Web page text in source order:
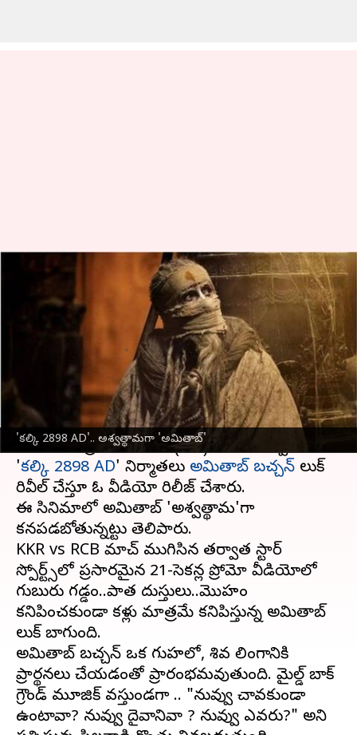
'కల్కి 2898 AD'.. అశ్వత్థామగా 'అమితాబ్‌'
Amitabh Kalki Glimpse : 'కల్కి
2898 AD'.. అశ్వత్థామగా
'అమితాబ్‌'
Apr 22, 2024 10:01 am
ఈ వార్తాకథనం ఏంటి
KKR, RCB మధ్య ఆదివారం ఉత్కంఠభరితమైన
ఇండియన్ ప్రీమియర్ లీగ్ (IPL) మ్యాచ్ తర్వాత,
'కల్కి 2898 AD' నిర్మాతలు అమితాబ్ బచ్చన్ లుక్
రివీల్ చేస్తూ ఓ వీడియో రిలీజ్ చేశారు.
ఈ సినిమాలో అమితాబ్ 'అశ్వత్థామ'గా
కనపడబోతున్నట్టు తెలిపారు.
KKR vs RCB మ్యాచ్ ముగిసిన తర్వాత స్టార్
స్పోర్ట్స్‌లో ప్రసారమైన 21-సెకన్ల ప్రోమో వీడియోలో
గుబురు గడ్డం..పాత దుస్తులు..మొహం
కనిపించకుండా కళ్లు మాత్రమే కనిపిస్తున్న అమితాబ్‌
లుక్‌ బాగుంది.
అమితాబ్ బచ్చన్ ఒక గుహలో, శివ లింగానికి
ప్రార్థనలు చేయడంతో ప్రారంభమవుతుంది. మైల్డ్ బ్యాక్
గ్రౌండ్ మ్యూజిక్ వస్తుండగా .. "నువ్వు చావకుండా
ఉంటావా? నువ్వు దైవానివా ? నువ్వు ఎవరు?" అని